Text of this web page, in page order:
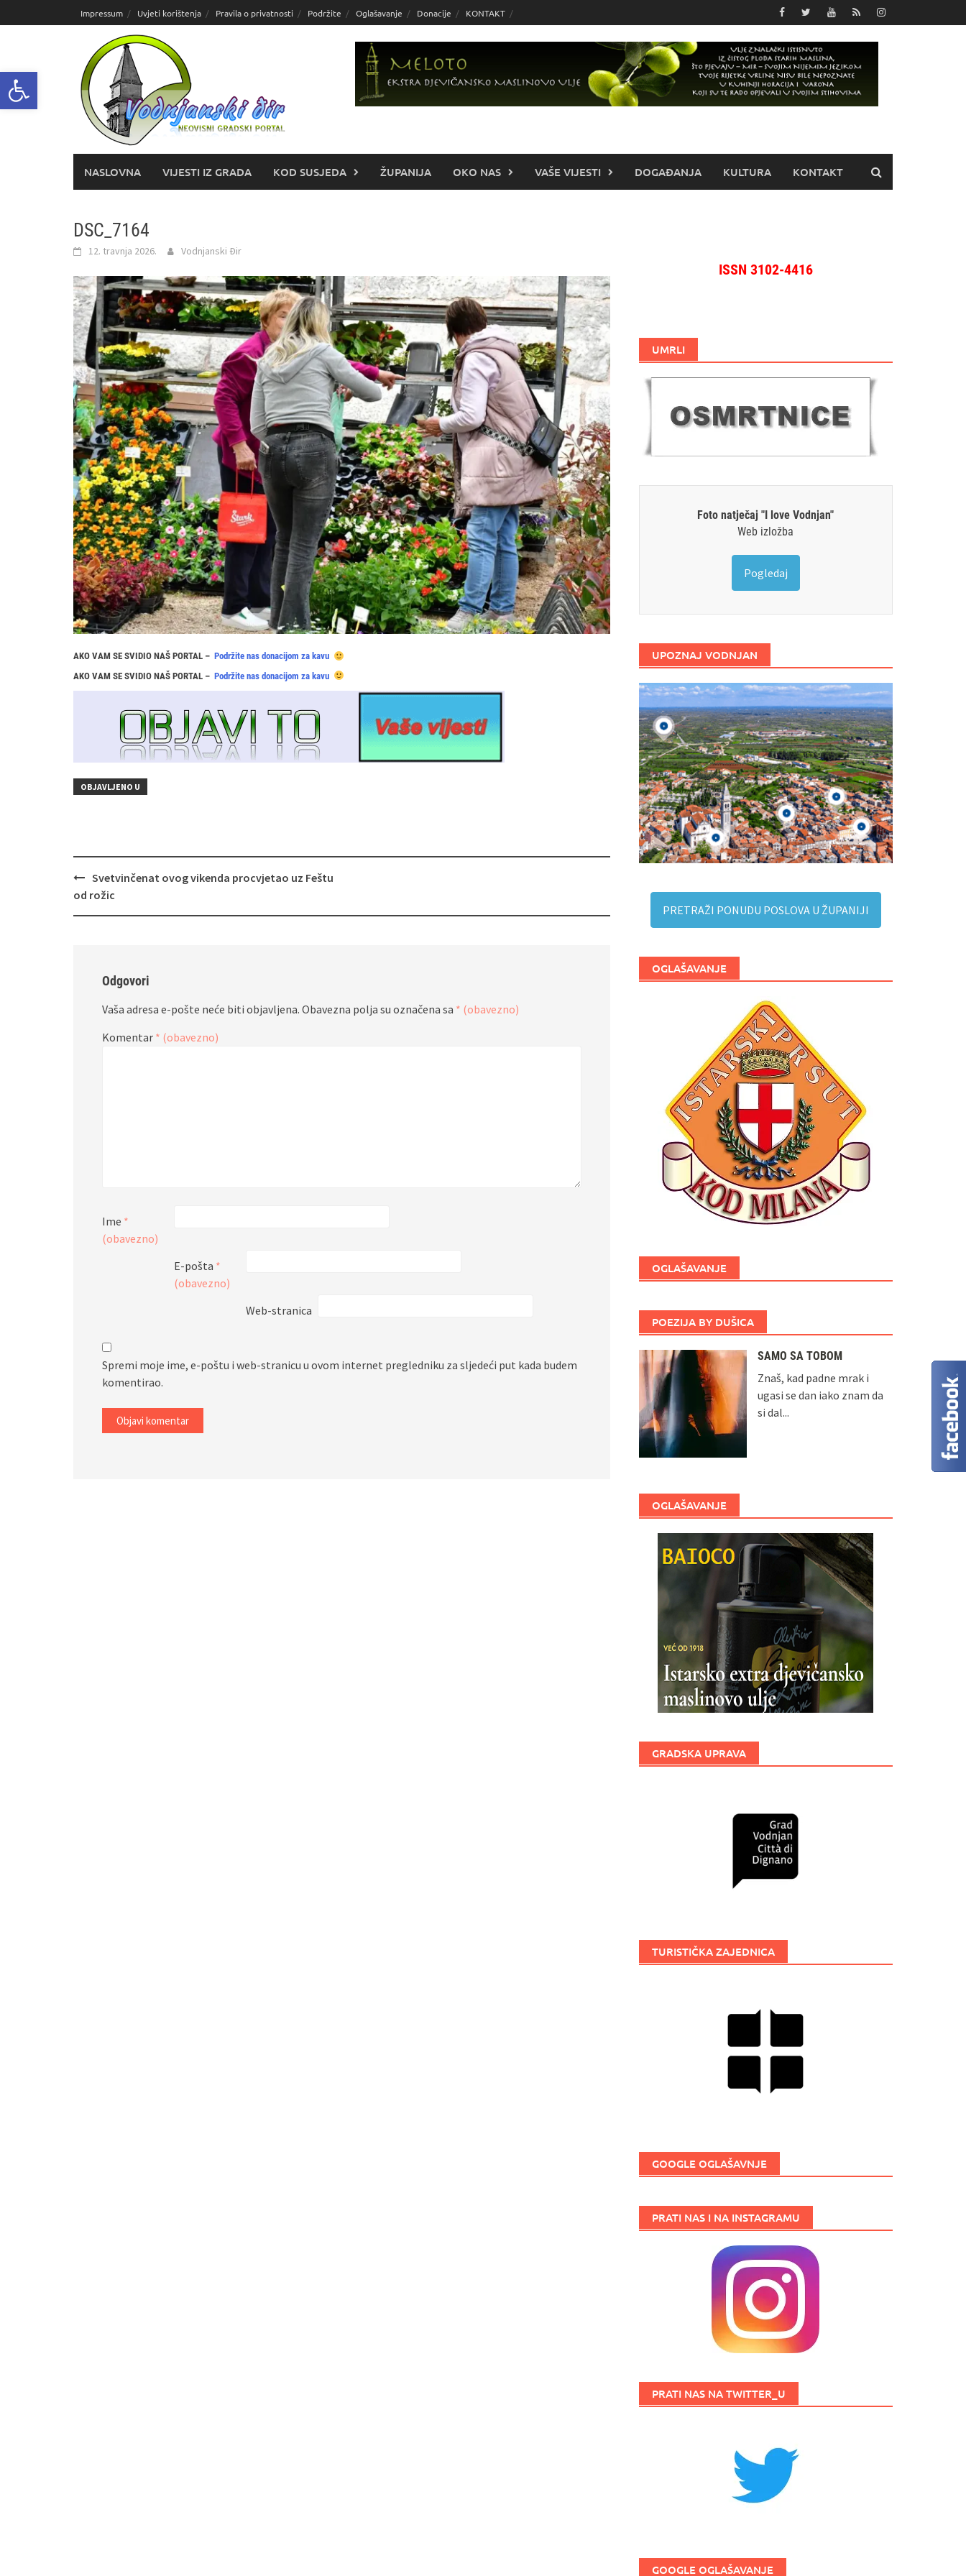
Open toolbar
do
Impressum Uvjeti korištenja Pravila o privatnosti Podržite Oglašavanje Donacije KONTAKT
NASLOVNA VIJESTI IZ GRADA KOD SUSJEDA ŽUPANIJA OKO NAS VAŠE VIJESTI DOGAĐANJA KULTURA KONTAKT
DSC_7164
12. travnja 2026. Vodnjanski Đir
AKO VAM SE SVIDIO NAŠ PORTAL – Podržite nas donacijom za kavu
AKO VAM SE SVIDIO NAŠ PORTAL – Podržite nas donacijom za kavu
OBJAVLJENO U
Navigacija
objava
Svetvinčenat ovog vikenda procvjetao uz Feštu
od rožic
Odgovori
Vaša adresa e-pošte neće biti objavljena. Obavezna polja su označena sa * (obavezno)
Komentar * (obavezno)
Ime *
(obavezno)
E-pošta *
(obavezno)
Web-stranica
Spremi moje ime, e-poštu i web-stranicu u ovom internet pregledniku za sljedeći put kada budem
komentirao.
ISSN 3102-4416
UMRLI
Foto natječaj "I love Vodnjan"
Web izložba
Pogledaj
UPOZNAJ VODNJAN
PRETRAŽI PONUDU POSLOVA U ŽUPANIJI
OGLAŠAVANJE
OGLAŠAVANJE
POEZIJA BY DUŠICA
SAMO SA TOBOM
Znaš, kad padne mrak i
ugasi se dan iako znam da
si dal...
OGLAŠAVANJE
GRADSKA UPRAVA
TURISTIČKA ZAJEDNICA
GOOGLE OGLAŠAVNJE
PRATI NAS I NA INSTAGRAMU
PRATI NAS NA TWITTER_U
GOOGLE OGLAŠAVANJE